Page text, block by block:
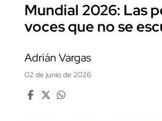
Mundial 2026: Las
voces que no se
Adrián Vargas
02 de junio de 2026